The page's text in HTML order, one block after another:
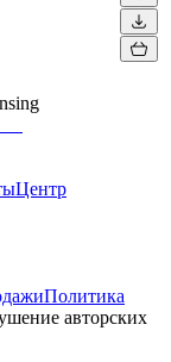
Центр
Политика
авторских